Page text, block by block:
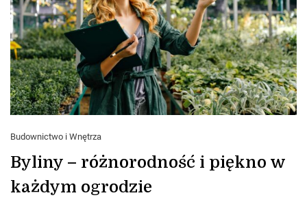
Budownictwo i Wnętrza
Byliny – różnorodność i piękno w
każdym ogrodzie